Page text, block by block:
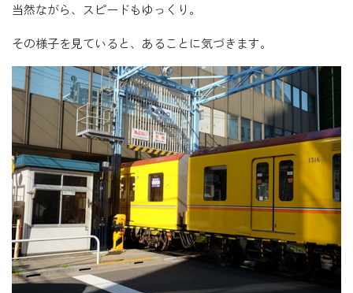
当然ながら、スピードもゆっくり。
その様子を見ていると、あることに気づきます。